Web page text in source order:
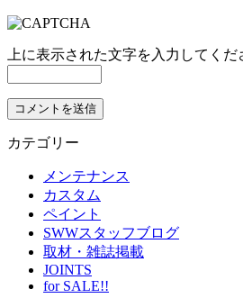
上に表示された文字を入力してくだ
カテゴリー
メンテナンス
カスタム
ペイント
SWWスタッフブログ
取材・雑誌掲載
JOINTS
for SALE!!